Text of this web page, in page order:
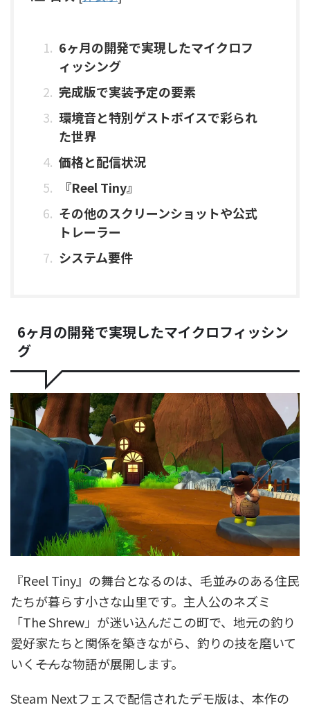
6ヶ月の開発で実現したマイクロフ
ィッシング
完成版で実装予定の要素
環境音と特別ゲストボイスで彩られ
た世界
価格と配信状況
『Reel Tiny』
その他のスクリーンショットや公式
トレーラー
システム要件
6ヶ月の開発で実現したマイクロフィッシン
グ
『Reel Tiny』の舞台となるのは、毛並みのある住民
たちが暮らす小さな山里です。主人公のネズミ
「The Shrew」が迷い込んだこの町で、地元の釣り
愛好家たちと関係を築きながら、釣りの技を磨いて
いく――そんな物語が展開します。
Steam Nextフェスで配信されたデモ版は、本作の